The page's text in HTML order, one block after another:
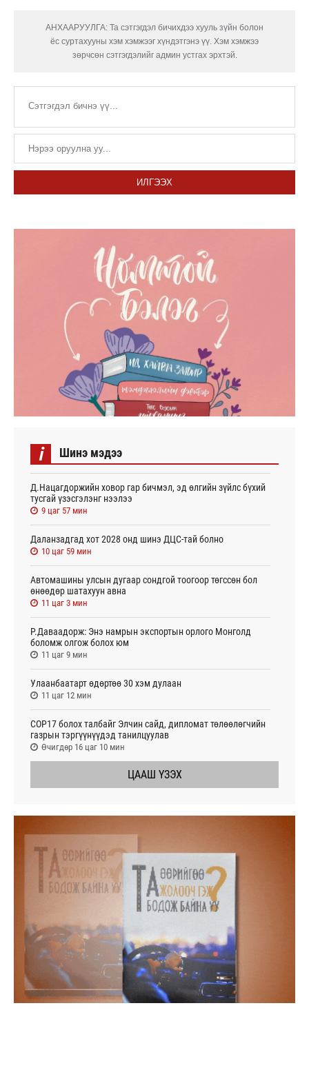
АНХААРУУЛГА: Та сэтгэгдэл бичихдээ хууль зүйн болон
ёс суртахууны хэм хэмжээг хүндэтгэнэ үү. Хэм хэмжээ
зөрчсөн сэтгэгдэлийг админ устгах эрхтэй.
ИЛГЭЭХ
i Шинэ мэдээ
Д.Нацагдоржийн ховор гар бичмэл, эд өлгийн зүйлс бүхий
тусгай үзэсгэлэнг нээлээ
9 цаг 57 мин
Даланзадгад хот 2028 онд шинэ ДЦС-тай болно
10 цаг 59 мин
Автомашины улсын дугаар сондгой тоогоор төгссөн бол
өнөөдөр шатахуун авна
11 цаг 3 мин
Р.Даваадорж: Энэ намрын экспортын орлого Монголд
боломж олгож болох юм
11 цаг 9 мин
Улаанбаатарт өдөртөө 30 хэм дулаан
11 цаг 12 мин
СОР17 болох талбайг Элчин сайд, дипломат төлөөлөгчийн
газрын тэргүүнүүдэд танилцуулав
Өчигдөр 16 цаг 10 мин
ЦААШ ҮЗЭХ